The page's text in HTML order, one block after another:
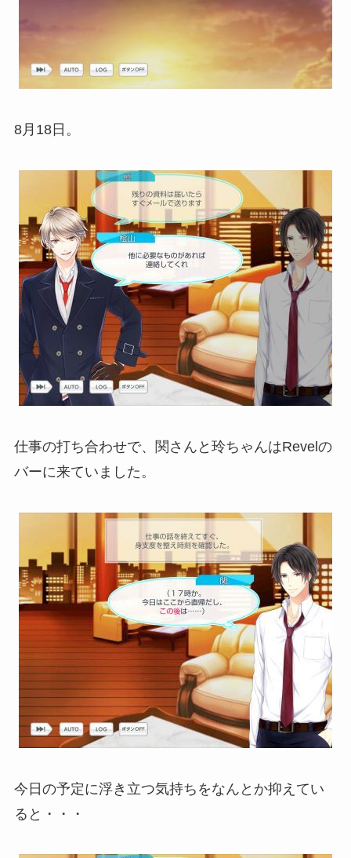
8月18日。
仕事の打ち合わせで、関さんと玲ちゃんはRevelの
バーに来ていました。
今日の予定に浮き立つ気持ちをなんとか抑えてい
ると・・・